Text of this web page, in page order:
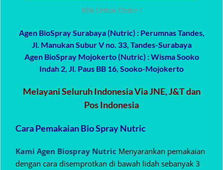
Klik Untuk Order !
Agen BioSpray Surabaya (Nutric) : Perumnas Tandes,
Jl. Manukan Subur V no. 33, Tandes-Surabaya
Agen BioSpray Mojokerto (Nutric) : Wisma Sooko
Indah 2, Jl. Paus BB 16, Sooko-Mojokerto
Melayani Seluruh Indonesia Via JNE, J&T dan
Pos Indonesia
Cara Pemakaian Bio Spray Nutric
Kami Agen Biospray Nutric Menyarankan pemakaian
dengan cara disemprotkan di bawah lidah sebanyak 3